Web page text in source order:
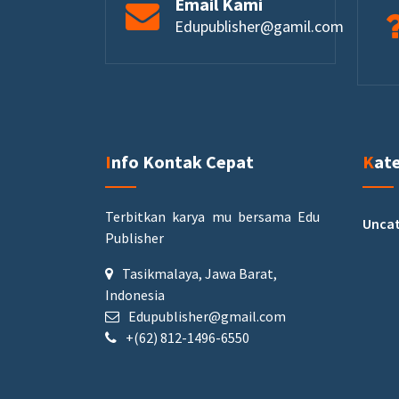
Edupublisher@gamil.com
Info Kontak Cepat
Terbitkan karya mu bersama Edu
Publisher
Tasikmalaya, Jawa Barat,
Indonesia
Edupublisher@gmail.com
+(62) 812-1496-6550